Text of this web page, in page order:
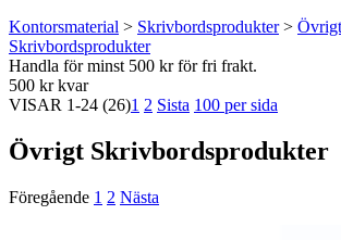
Kontorsmaterial > Skrivbordsprodukter> Övrigt
Skrivbordsprodukter
Handla för minst 500 kr för fri frakt.
500 kr kvar
VISAR 1-24 (26)1 2 Sista 100 per sida
Övrigt Skrivbordsprodukter
Föregående 1 2 Nästa